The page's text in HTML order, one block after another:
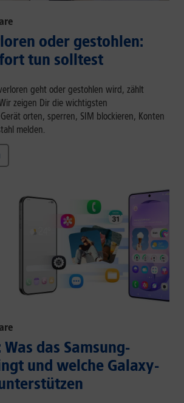
oder gestohlen:
tun solltest
geht oder gestohlen wird, zählt
zeigen Dir die wichtigsten
orten, sperren, SIM blockieren, Konten
melden.
Was das Samsung-
und welche Galaxy-